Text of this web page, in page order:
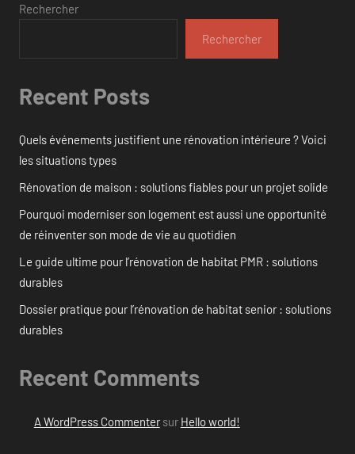
Rechercher
Rechercher
Recent Posts
Quels événements justifient une rénovation intérieure ? Voici
les situations types
Rénovation de maison : solutions fiables pour un projet solide
Pourquoi moderniser son logement est aussi une opportunité
de réinventer son mode de vie au quotidien
Le guide ultime pour l’rénovation de habitat PMR : solutions
durables
Dossier pratique pour l’rénovation de habitat senior : solutions
durables
Recent Comments
A WordPress Commentersur Hello world!